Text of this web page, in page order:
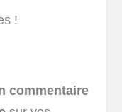
!
commentaire